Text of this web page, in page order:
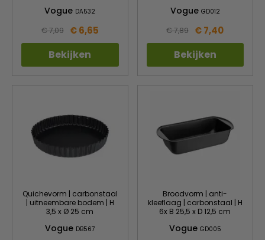
Vogue DA532
€ 7,09 € 6,65
Bekijken
Vogue GD012
€ 7,89 € 7,40
Bekijken
Quichevorm | carbonstaal
| uitneembare bodem | H
3,5 x Ø 25 cm
Vogue DB567
Broodvorm | anti-
kleeflaag | carbonstaal | H
6x B 25,5 x D 12,5 cm
Vogue GD005